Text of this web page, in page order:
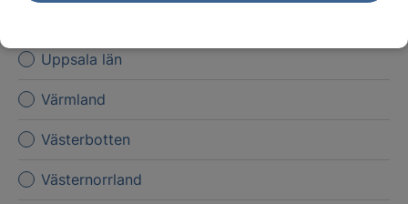
Uppsala län
Värmland
Västerbotten
Västernorrland